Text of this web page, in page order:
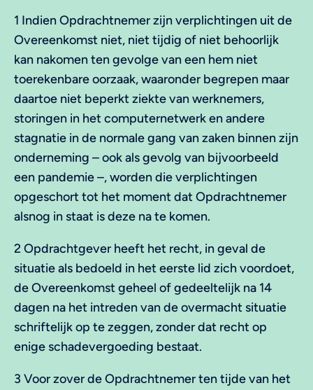
1 Indien Opdrachtnemer zijn verplichtingen uit de
Overeenkomst niet, niet tijdig of niet behoorlijk
kan nakomen ten gevolge van een hem niet
toerekenbare oorzaak, waaronder begrepen maar
daartoe niet beperkt ziekte van werknemers,
storingen in het computernetwerk en andere
stagnatie in de normale gang van zaken binnen zijn
onderneming – ook als gevolg van bijvoorbeeld
een pandemie –, worden die verplichtingen
opgeschort tot het moment dat Opdrachtnemer
alsnog in staat is deze na te komen.
2 Opdrachtgever heeft het recht, in geval de
situatie als bedoeld in het eerste lid zich voordoet,
de Overeenkomst geheel of gedeeltelijk na 14
dagen na het intreden van de overmacht situatie
schriftelijk op te zeggen, zonder dat recht op
enige schadevergoeding bestaat.
3 Voor zover de Opdrachtnemer ten tijde van het